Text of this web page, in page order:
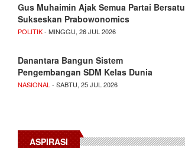
Gus Muhaimin Ajak Semua Partai Bersatu
Sukseskan Prabowonomics
POLITIK- MINGGU, 26 JUL 2026
Danantara Bangun Sistem
Pengembangan SDM Kelas Dunia
NASIONAL - SABTU, 25 JUL 2026
ASPIRASI